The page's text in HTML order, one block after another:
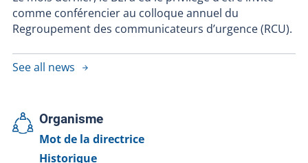
comme conférencier au colloque annuel du
Regroupement des communicateurs d’urgence (RCU).
See all news
Organisme
Mot de la directrice
Historique